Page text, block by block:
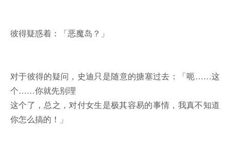
彼得疑惑着：「恶魔岛？」
对于彼得的疑问，史迪只是随意的搪塞过去：「呃……这
个……你就先别理
这个了，总之，对付女生是极其容易的事情，我真不知道
你怎么搞的！」